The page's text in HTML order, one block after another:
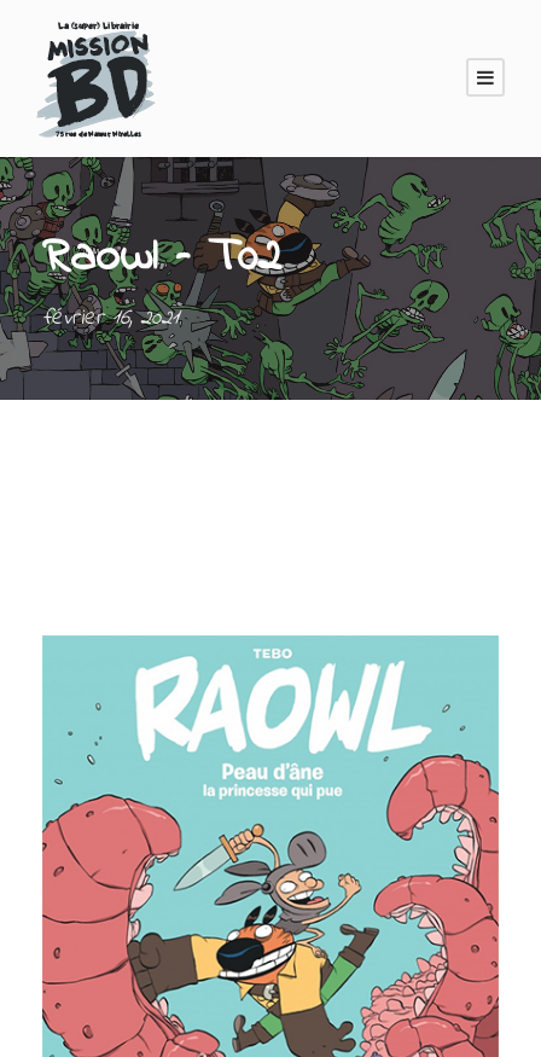
Raowl – T02
février 16, 2021